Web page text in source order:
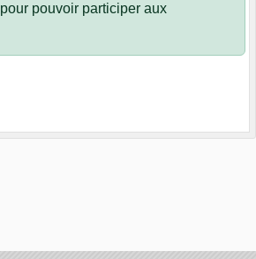
pour pouvoir participer aux